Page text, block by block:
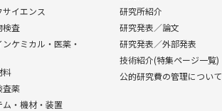
サイエンス
検査
ンケミカル・医薬・
料
査薬
ム・機材・装置
研究所紹介
研究発表／論文
研究発表／外部発表
技術紹介(特集ページ一覧)
公的研究費の管理について